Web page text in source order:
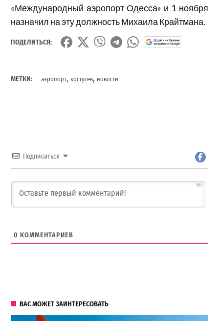
«Международный аэропорт Одесса» и 1 ноября
назначил на эту должность Михаила Крайтмана.
ПОДЕЛИТЬСЯ:
МЕТКИ: аэропорт, костусев, новости
Подписаться
500
0 КОММЕНТАРИЕВ
ВАС МОЖЕТ ЗАИНТЕРЕСОВАТЬ